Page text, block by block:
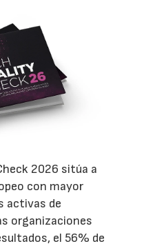
2026 sitúa a
con mayor
activas de
organizaciones
el 56% de